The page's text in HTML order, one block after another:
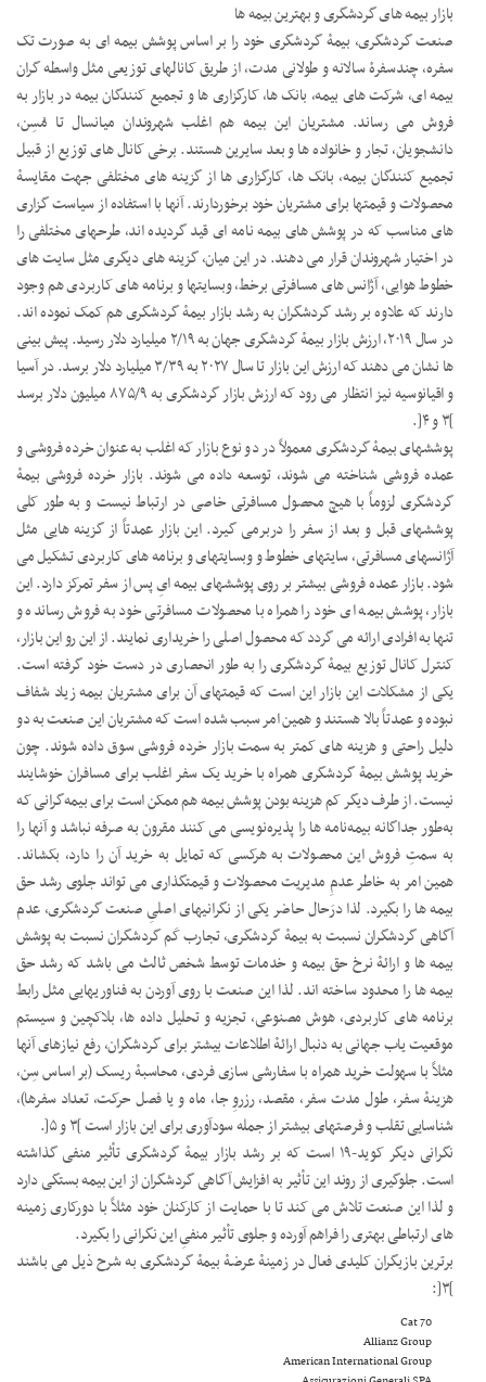
بازار بیمه های گردشگری و بهترین بیمه ها
صنعت گردشگری، بیمۀ گردشگری خود را بر اساس پوشش بیمه ای به صورت تک
سفره، چندسفرۀ سالانه و طولانی مدت، از طریق کانالهای توزیعی مثل واسطه گران
بیمه ای، شرکت های بیمه، بانک ها، کارگزاری ها و تجمیع کنندگان بیمه در بازار به
فروش می رساند. مشتریان این بیمه هم اغلب شهروندان میانسال تا مُسِن،
دانشجویان، تجار و خانواده ها و بعد سایرین هستند. برخی کانال های توزیع از قبیل
تجمیع کنندگان بیمه، بانک ها، کارگزاری ها از گزینه های مختلفی جهت مقایسۀ
محصولات و قیمتها برای مشتریان خود برخوردارند. آنها با استفاده از سیاست گزاری
های مناسب که در پوشش های بیمه نامه ای قید گردیده اند، طرحهای مختلفی را
در اختیار شهروندان قرار می دهند. در این میان، گزینه های دیگری مثل سایت های
خطوط هوایی، آژانس های مسافرتی برخط، وبسایتها و برنامه های کاربردی هم وجود
دارند که علاوه بر رشد گردشگران به رشد بازار بیمۀ گردشگری هم کمک نموده اند.
در سال ۲۰۱۹، ارزش بازار بیمۀ گردشگری جهان به ۲/۱۹ میلیارد دلار رسید. پیش بینی
ها نشان می دهند که ارزش این بازار تا سال ۲۰۲۷ به ۳/۳۹ میلیارد دلار برسد. در آسیا
و اقیانوسیه نیز انتظار می رود که ارزش بازار گردشگری به ۸۷۵/۹ میلیون دلار برسد
]۳ و ۴[.
پوششهای بیمۀ گردشگری معمولاً در دو نوع بازار که اغلب به عنوان خرده فروشی و
عمده فروشی شناخته می شوند، توسعه داده می شوند. بازار خرده فروشی بیمۀ
گردشگری لزوماً با هیچ محصول مسافرتی خاصی در ارتباط نیست و به طور کلی
پوششهای قبل و بعد از سفر را دربرمی گیرد. این بازار عمدتاً از گزینه هایی مثل
آژانسهای مسافرتی، سایتهای خطوط و وبسایتهای و برنامه های کاربردی تشکیل می
شود. بازار عمده فروشی بیشتر بر روی پوششهای بیمه ایِ پس از سفر تمرکز دارد. این
بازار، پوشش بیمه ای خود را همراه با محصولات مسافرتی خود به فروش رسانده و
تنها به افرادی ارائه می گردد که محصول اصلی را خریداری نمایند. از این رو این بازار،
کنترل کانال توزیع بیمۀ گردشگری را به طور انحصاری در دست خود گرفته است.
یکی از مشکلات این بازار این است که قیمتهای آن برای مشتریان بیمه زیاد شفاف
نبوده و عمدتاً بالا هستند و همین امر سبب شده است که مشتریان این صنعت به دو
دلیل راحتی و هزینه های کمتر به سمت بازار خرده فروشی سوق داده شوند. چون
خرید پوشش بیمۀ گردشگری همراه با خرید یک سفر اغلب برای مسافران خوشایند
نیست. از طرف دیگر کم هزینه بودن پوشش بیمه هم ممکن است برای بیمه‌گرانی که
به‌طور جداگانه بیمه‌نامه ها را پذیره‌نویسی می کنند مقرون به صرفه نباشد و آنها را
به سمتِ فروش این محصولات به هرکسی که تمایل به خرید آن را دارد، بکشاند.
همین امر به خاطر عدمِ مدیریت محصولات و قیمتگذاری می تواند جلوی رشد حق
بیمه ها را بگیرد. لذا درَحال حاضر یکی از نگرانیهای اصلیِ صنعت گردشگری، عدم
آگاهی گردشگران نسبت به بیمۀ گردشگری، تجارب کَم گردشگران نسبت به پوشش
بیمه ها و ارائۀ نرخ حق بیمه و خدمات توسط شخص ثالث می باشد که رشد حق
بیمه ها را محدود ساخته اند. لذا این صنعت با روی آوردن به فناوریهایی مثل رابط
برنامه های کاربردی، هوش مصنوعی، تجزیه و تحلیل داده ها، بلاکچین و سیستم
موقعیت یاب جهانی به دنبال ارائۀ اطلاعات بیشتر برای گردشگران، رفع نیازهای آنها
مثلاً با سهولت خرید همراه با سفارشی سازی فردی، محاسبۀ ریسک (بر اساس سِن،
هزینۀ سفر، طول مدت سفر، مقصد، رزروِ جا، ماه و یا فصل حرکت، تعداد سفرها)،
شناسایی تقلب و فرصتهای بیشتر از جمله سودآوری برای این بازار است ]۳ و ۵[.
نگرانی دیگر کوید-۱۹ است که بر رشد بازار بیمۀ گردشگری تأثیر منفی گذاشته
است. جلوگیری از روند این تأثیر به افزایش آگاهی گردشگران از این بیمه بستگی دارد
و لذا این صنعت تلاش می کند تا با حمایت از کارکنان خود مثلاً با دورکاری زمینه
های ارتباطی بهتری را فراهم آورده و جلوی تأثیر منفیِ این نگرانی را بگیرد.
برترین بازیگران کلیدی فعال در زمینۀ عرضۀ بیمۀ گردشگری به شرح ذیل می باشند
]۳[:
Cat 70
Allianz Group
American International Group